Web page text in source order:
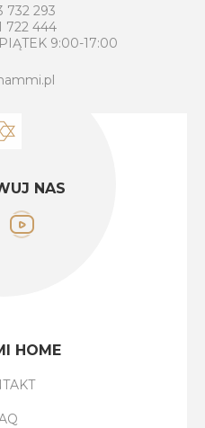
732 293
722 444
9:00-17:00
NAS
HOME